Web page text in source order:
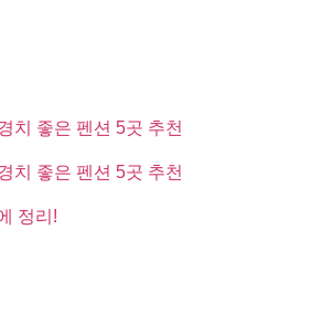
치 좋은 펜션 5곳 추천
치 좋은 펜션 5곳 추천
정리!